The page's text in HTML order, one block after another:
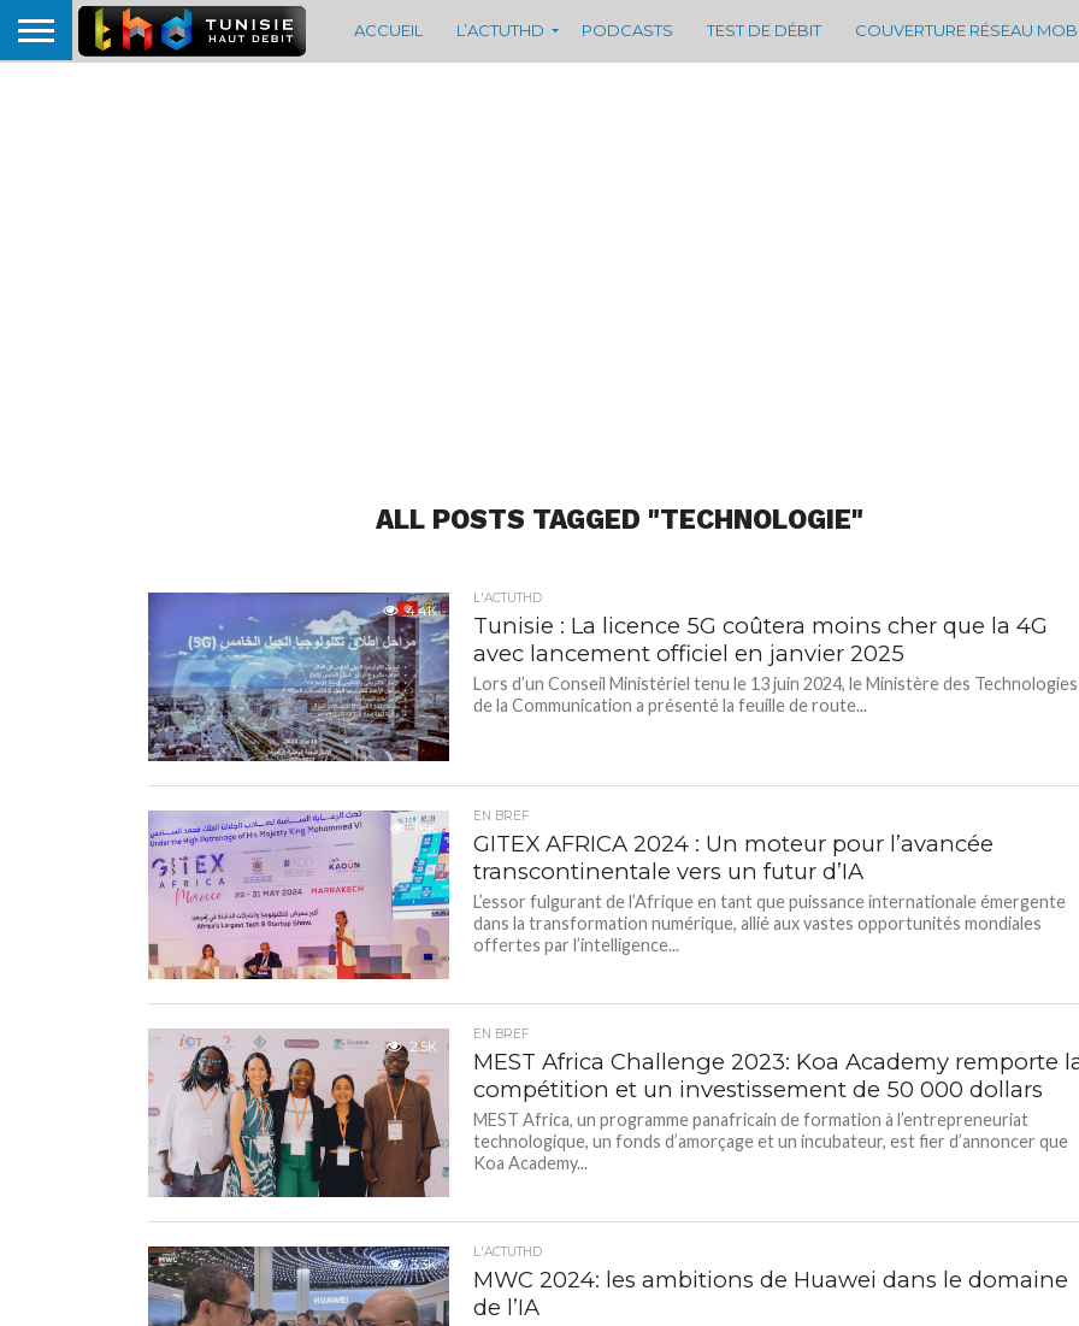
ACCUEIL L’ACTUTHD PODCASTS TEST DE DÉBIT COUVERTURE RÉSEAU
ALL POSTS TAGGED "TECHNOLOGIE"
4.4K
L'ACTUTHD
Tunisie : La licence 5G coûtera moins cher que la 4G
avec lancement officiel en janvier 2025
Lors d’un Conseil Ministériel tenu le 13 juin 2024, le Ministère des Technologies
de la Communication a présenté la feuille de route...
1.6K
EN BREF
GITEX AFRICA 2024 : Un moteur pour l’avancée
transcontinentale vers un futur d’IA
L’essor fulgurant de l’Afrique en tant que puissance internationale émergente
dans la transformation numérique, allié aux vastes opportunités mondiales
offertes par l’intelligence...
2.5K
EN BREF
MEST Africa Challenge 2023: Koa Academy remporte
compétition et un investissement de 50 000 dollars
MEST Africa, un programme panafricain de formation à l’entrepreneuriat
technologique, un fonds d’amorçage et un incubateur, est fier d’annoncer que
Koa Academy...
3.3K
L'ACTUTHD
MWC 2024: les ambitions de Huawei dans le domaine
de l’IA